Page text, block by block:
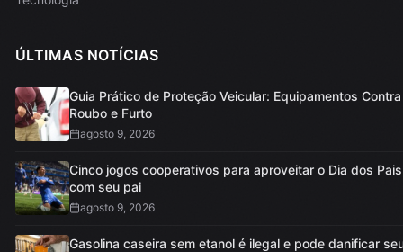
ÚLTIMAS NOTÍCIAS
Guia Prático de Proteção Veicular: Equipamentos Contra
Roubo e Furto
agosto 9, 2026
Cinco jogos cooperativos para aproveitar o Dia dos Pais
com seu pai
agosto 9, 2026
Gasolina caseira sem etanol é ilegal e pode danificar